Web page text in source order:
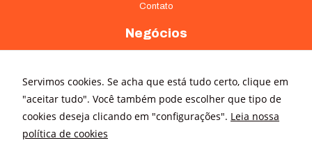
Contato
Negócios
Marquise Incorporações
Marquise Ambiental
Servimos cookies. Se acha que está tudo certo, clique em
"aceitar tudo". Você também pode escolher que tipo de
cookies deseja clicando em "configurações". Leia nossa
política de cookies